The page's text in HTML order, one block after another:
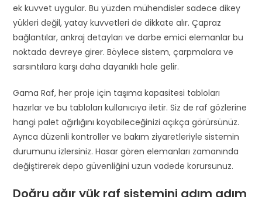
ek kuvvet uygular. Bu yüzden mühendisler sadece dikey
yükleri değil, yatay kuvvetleri de dikkate alır. Çapraz
bağlantılar, ankraj detayları ve darbe emici elemanlar bu
noktada devreye girer. Böylece sistem, çarpmalara ve
sarsıntılara karşı daha dayanıklı hale gelir.
Gama Raf, her proje için taşıma kapasitesi tabloları
hazırlar ve bu tabloları kullanıcıya iletir. Siz de raf gözlerine
hangi palet ağırlığını koyabileceğinizi açıkça görürsünüz.
Ayrıca düzenli kontroller ve bakım ziyaretleriyle sistemin
durumunu izlersiniz. Hasar gören elemanları zamanında
değiştirerek depo güvenliğini uzun vadede korursunuz.
Doğru ağır yük raf sistemini adım adım